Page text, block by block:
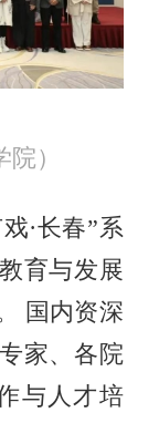
）
·长春”系
育与发展
国内资深
家、各院
与人才培